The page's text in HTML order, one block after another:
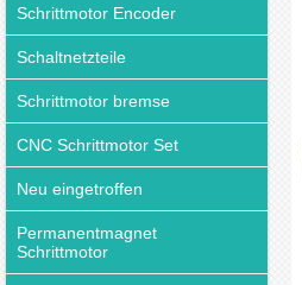
Schrittmotor Encoder
Schaltnetzteile
Schrittmotor bremse
CNC Schrittmotor Set
Neu eingetroffen
Permanentmagnet
Schrittmotor